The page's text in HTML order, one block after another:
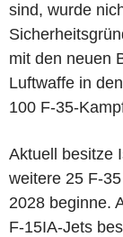
sind, wurde
mit den neuen
Luftwaffe in
100 F-35-
Aktuell besitze
weitere 25 F-
2028 beginne.
F-15IA-Jets